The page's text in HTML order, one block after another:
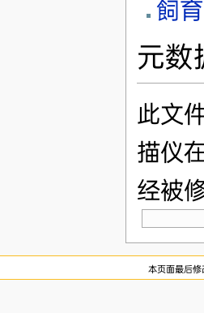
飼
元数
此文
描仪
经被
本页面最后修